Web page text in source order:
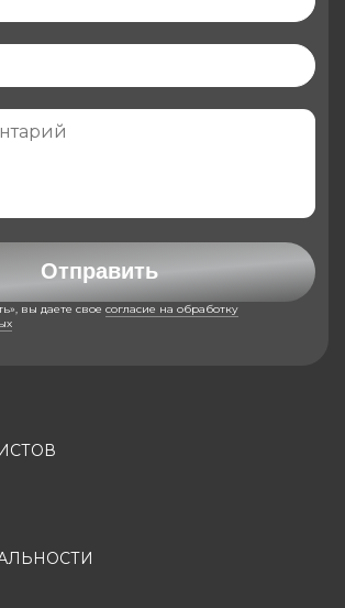
Отправить
вы даете свое согласие на обработку